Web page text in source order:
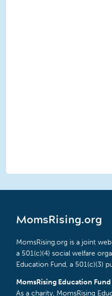
MomsRising.org
MomsRising.org is a joint
a 501(c)(4) social welfare
Education Fund, a 501(c)(3)
MomsRising Education Fund
As a charity, MomsRising